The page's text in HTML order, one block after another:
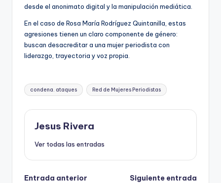
desde el anonimato digital y la manipulación mediática.
En el caso de Rosa María Rodríguez Quintanilla, estas
agresiones tienen un claro componente de género:
buscan desacreditar a una mujer periodista con
liderazgo, trayectoria y voz propia.
Etiquetas:
condena. ataques Red de Mujeres Periodistas
Jesus Rivera
Ver todas las entradas
Entrada anterior Siguiente entrada